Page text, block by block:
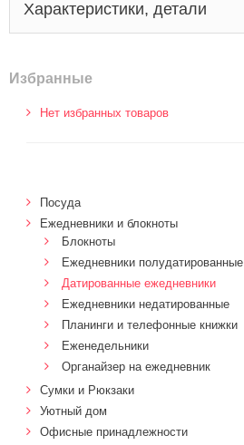
Характеристики, детали
Избранные
Нет избранных товаров
Посуда
Ежедневники и блокноты
Блокноты
Ежедневники полудатированные
Датированные ежедневники
Ежедневники недатированные
Планинги и телефонные книжки
Еженедельники
Органайзер на ежедневник
Сумки и Рюкзаки
Уютный дом
Офисные принадлежности